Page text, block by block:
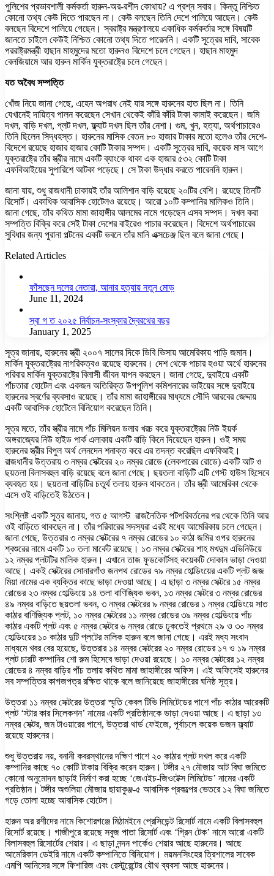
পুলিশের প্রভাবশালী কর্মকর্তা হারুন-অর-রশীদ কোথায়? এ প্রশ্ন সবার। কিন্তু নিশ্চিত
কোনো তথ্য কেউ দিতে পারছেন না। কেউ বলছেন তিনি দেশে পালিয়ে আছেন। কেউ
বলছেন বিদেশে পালিয়ে গেছেন। স্বরাষ্ট্র মন্ত্রণালয়ে একাধিক কর্মকর্তার সঙ্গে বিষয়টি
জানতে চাইলে কেউই নিশ্চিত কোনো তথ্য দিতে পারেননি। একটি সূত্রের দাবি, সাবেক
পররাষ্ট্রমন্ত্রী হাছান মাহমুদের মতো হারুনও বিদেশে চলে গেছেন। হাছান মাহমুদ
বেলজিয়ামে আর হারুন মার্কিন যুক্তরাষ্ট্রে চলে গেছেন।
যত অবৈধ সম্পত্তি
খোঁজ নিয়ে জানা গেছে, এহেন অপরাধ নেই যার সঙ্গে হারুনের হাত ছিল না। তিনি
যেখানেই দায়িত্ব পালন করেছেন সেখান থেকেই কাঁরি কাঁরি টাকা কামাই করেছেন। জমি
দখল, বাড়ি দখল, প্লট দখল, ফ্ল্যাট দখল ছিল তাঁর নেশা। গুম, খুন, হত্যা, অর্থপাচারেও
তিনি ছিলেন সিদ্ধহস্ত। হারুনের মাসিক বেতন ৮০ হাজার টাকার মতো হলেও তাঁর দেশে-
বিদেশে রয়েছে হাজার হাজার কোটি টাকার সম্পদ। একটি সূত্রের দাবি, কয়েক মাস আগে
যুক্তরাষ্ট্রে তাঁর স্ত্রীর নামে একটি ব্যাংকে থাকা এক হাজার ৫৩২ কোটি টাকা
এফবিআইয়ের সুপারিশে আটকা পড়েছে। সে টাকা উদ্ধার করতে পারেননি হারুন।
জানা যায়, শুধু রাজধানী ঢাকায়ই তাঁর আলিশান বাড়ি রয়েছে ২০টির বেশি। রয়েছে তিনটি
রিসোর্ট। একাধিক আবাসিক হোটেলও রয়েছে। আরো ১০টি কম্পানির মালিকও তিনি।
জানা গেছে, তাঁর কথিত মামা জাহাঙ্গীর আলমের নামে গড়েছেন এসব সম্পদ। দখল করা
সম্পত্তি বিক্রি করে সেই টাকা দেশের বাইরেও পাচার করেছেন। বিদেশে অর্থপাচারের
সুবিধার জন্য পুরানা পল্টনের একটি ভবনে তাঁর মানি এক্সচেঞ্জ ছিল বলে জানা গেছে।
Related Articles
ফাঁসছেন দলের নেতারা, আনার হত্যায় নতুন মোড়
June 11, 2024
স্বা গ ত ২০২৫ নির্বাচন-সংস্কার দ্বৈরথের বছর
January 1, 2025
সূত্র জানায়, হারুনের স্ত্রী ২০০৭ সালের দিকে ডিবি ভিসায় আমেরিকায় পাড়ি জমান।
মার্কিন যুক্তরাষ্ট্রের নাগরিকত্বও রয়েছে হারুনের। দেশ থেকে পাচার হওয়া অর্থে হারুনের
পরিবার মার্কিন যুক্তরাষ্ট্রে বিলাসী জীবন যাপন করছেন। জানা গেছে, দুবাইয়ে একটি
পাঁচতারা হোটেল এবং একজন অতিরিক্ত উপপুলিশ কমিশনারের ভাইয়ের সঙ্গে দুবাইয়ে
হারুনের স্বর্ণের ব্যবসাও রয়েছে। তাঁর মামা জাহাঙ্গীরের মাধ্যমে সৌদি আরবের জেদ্দায়
একটি আবাসিক হোটেলে বিনিয়োগ করেছেন তিনি।
সূত্র মতে, তাঁর স্ত্রীর নামে পাঁচ মিলিয়ন ডলার খরচ করে যুক্তরাষ্ট্রের নিউ ইয়র্ক
অঙ্গরাজ্যের নিউ হাইড পার্ক এলাকায় একটি বাড়ি কিনে দিয়েছেন হারুন। ওই সময়
হারুনের স্ত্রীর বিপুল অর্থ লেনদেন শনাক্ত করে এর তদন্ত করেছিল এফবিআই।
রাজধানীর উত্তরায় ৩ নম্বর সেক্টরের ২০ নম্বর রোডে (লেকপারের রোডে) একটি আট ও
ছয়তলা বিলাসবহুল বাড়ি রয়েছে বলে জানা গেছে। ছয়তলা বাড়িটি এটি গেস্ট হাউস হিসেবে
ব্যবহৃত হয়। ছয়তলা বাড়িটির চতুর্থ তলায় হারুন থাকতেন। তাঁর স্ত্রী আমেরিকা থেকে
এসে ওই বাড়িতেই উঠতেন।
সংশ্লিষ্ট একটি সূত্র জানায়, গত ৫ আগস্ট রাজনৈতিক পটপরিবর্তনের পর থেকে তিনি আর
ওই বাড়িতে থাকছেন না। তাঁর পরিবারের সদস্যরা এরই মধ্যে আমেরিকায় চলে গেছেন।
জানা গেছে, উত্তরার ৩ নম্বর সেক্টরের ৭ নম্বর রোডের ১০ কাঠা জমির ওপর হারুনের
শ্বশুরের নামে একটি ১০ তলা মার্কেট রয়েছে। ১৩ নম্বর সেক্টরের শাহ মখদুম এভিনিউয়ে
১২ নম্বর প্লটটির মালিক হারুন। এখানে তাজ ফুডকোর্টসহ কয়েকটি দোকান ভাড়া দেওয়া
আছে। একই সেক্টরের সোনারগাঁও জনপথ রোডের ৭৯ নম্বর হোল্ডিংয়ের একটি প্লট জজ
মিয়া নামের এক ব্যক্তির কাছে ভাড়া দেওয়া আছে। এ ছাড়া ৩ নম্বর সেক্টরে ১৫ নম্বর
রোডের ২৩ নম্বর হোল্ডিংয়ে ১৪ তলা বাণিজ্যিক ভবন, ১৩ নম্বর সেক্টরে ৩ নম্বর রোডের
৪৯ নম্বর বাড়িতে ছয়তলা ভবন, ৩ নম্বর সেক্টরের ৯ নম্বর রোডের ১ নম্বর হোল্ডিংয়ে সাত
কাঠার বাণিজ্যিক প্লট, ১০ নম্বর সেক্টরের ১১ নম্বর রোডের ৩৯ নম্বর হোল্ডিংয়ে পাঁচ
কাঠার একটি প্লট এবং ৫ নম্বর সেক্টরে ৬ নম্বর রোডে ঢুকতেই প্রথমে ২৯ ও ৩০ নম্বর
হোল্ডিংয়ের ১০ কাঠার দুটি প্লটের মালিক হারুন বলে জানা গেছে। এরই মধ্য সংবাদ
মাধ্যমে খবর বের হয়েছে, উত্তরার ১৪ নম্বর সেক্টরের ২০ নম্বর রোডের ১৭ ও ১৯ নম্বর
প্লট চারটি কম্পানির শো রুম হিসেবে ভাড়া দেওয়া রয়েছে। ১০ নম্বর সেক্টরের ১২ নম্বর
রোডের ৪ নম্বর বাড়ির পাঁচ তলায় কথিত মামা জাহাঙ্গীরের অফিস। এই অফিসেই হারুনের
সব সম্পত্তির কাগজপত্র রক্ষিত থাকে বলে জানিয়েছে জাহাঙ্গীরের ঘনিষ্ঠ সূত্র।
উত্তরা ১১ নম্বর সেক্টরের উত্তরা স্মৃতি কেবল টিভি লিমিটেডের পাশে পাঁচ কাঠার আরেকটি
প্লট ‘স্টার কার সিলেকশন’ নামের একটি প্রতিষ্ঠানকে ভাড়া দেওয়া আছে। এ ছাড়া ১৩
নম্বর সেক্টর, জম টাওয়ারের পাশে, উত্তরা থার্ড ফেইজে, পূর্বাচলে কয়েক ডজন ফ্ল্যাট
রয়েছে হারুনের।
শুধু উত্তরায় নয়, বনানী কবরস্থানের দক্ষিণ পাশে ২০ কাঠার প্লট দখল করে একটি
কম্পানির কাছে ৭০ কোটি টাকায় বিক্রি করেন হারুন। টঙ্গীর ২৭ মৌজায় আট বিঘা জমিতে
কোনো অনুমোদন ছাড়াই নির্মাণ করা হচ্ছে ‘জেএইচ-জিওটেক্স লিমিটেড’ নামের একটি
প্রতিষ্ঠান। টঙ্গীর অশুলিয়া মৌজায় ছায়াকুঞ্জ-৫ আবাসিক প্রকল্পের ভেতরে ১২ বিঘা জমিতে
গড়ে তোলা হচ্ছে আবাসিক হোটেল।
হারুন অর রশীদের নামে কিশোরগঞ্জে মিঠামইনে প্রেসিডেন্ট রিসোর্ট নামে একটি বিলাসবহুল
রিসোর্ট রয়েছে। গাজীপুরে রয়েছে সবুজ পাতা রিসোর্ট এবং ‘গ্রিন টেক’ নামে আরো একটি
বিলাসবহুল রিসোর্টের শেয়ার। এ ছাড়া নন্দন পার্কেও শেয়ার আছে হারুনের। আছে
আমেরিকান ডেইরি নামে একটি কম্পানিতে বিনিয়োগ। ময়মনসিংহের ত্রিশালের সাবেক
এমপি আনিসের সঙ্গে ফিশারিজ এবং রেস্টুরেন্টের যৌথ ব্যবসা আছে হারুনের।